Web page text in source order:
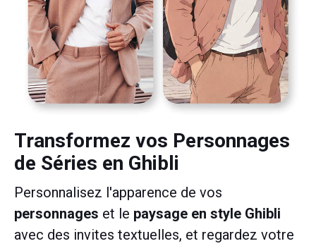
Transformez vos Personnages
de Séries en Ghibli
Personnalisez l'apparence de vos
personnages et le paysage en style Ghibli
avec des invites textuelles, et regardez votre